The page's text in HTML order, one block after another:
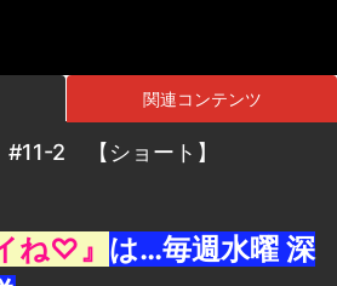
関連コンテンツ
2 【ショート】
ね♡』 は…毎週水曜 深